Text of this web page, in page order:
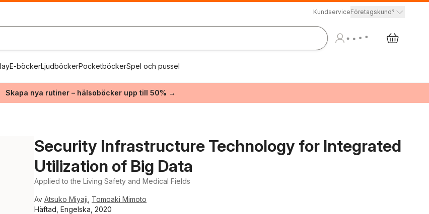
KundserviceFöretagskund?
E-böckerLjudböckerPocketböckerSpel och pussel
Skapa nya rutiner – hälsoböcker upp till 50% →
Security Infrastructure Technology for Integrated
Utilization of Big Data
Applied to the Living Safety and Medical Fields
Av Atsuko Miyaji Tomoaki Mimoto
Häftad, Engelska, 2020